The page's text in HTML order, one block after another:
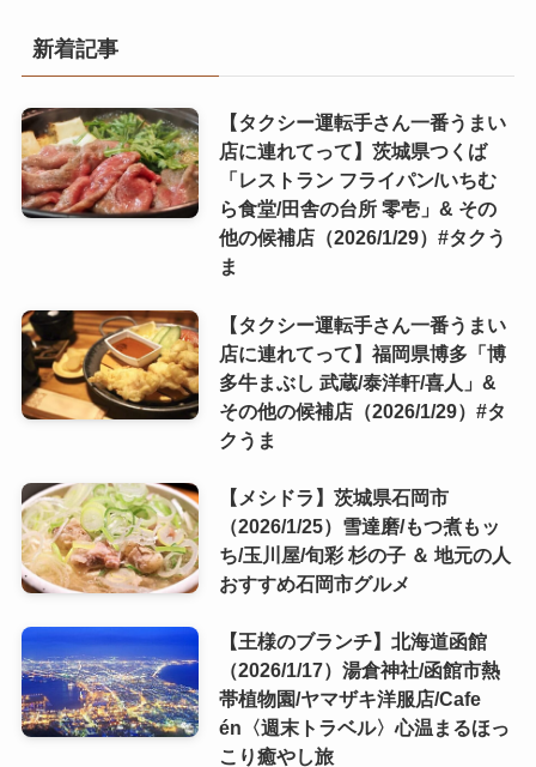
新着記事
【タクシー運転手さん一番うまい
店に連れてって】茨城県つくば
「レストラン フライパン/いちむ
ら食堂/田舎の台所 零壱」& その
他の候補店（2026/1/29）#タクう
ま
【タクシー運転手さん一番うまい
店に連れてって】福岡県博多「博
多牛まぶし 武蔵/泰洋軒/喜人」&
その他の候補店（2026/1/29）#タ
クうま
【メシドラ】茨城県石岡市
（2026/1/25）雪達磨/もつ煮もッ
ち/玉川屋/旬彩 杉の子 ＆ 地元の人
おすすめ石岡市グルメ
【王様のブランチ】北海道函館
（2026/1/17）湯倉神社/函館市熱
帯植物園/ヤマザキ洋服店/Cafe
én〈週末トラベル〉心温まるほっ
こり癒やし旅